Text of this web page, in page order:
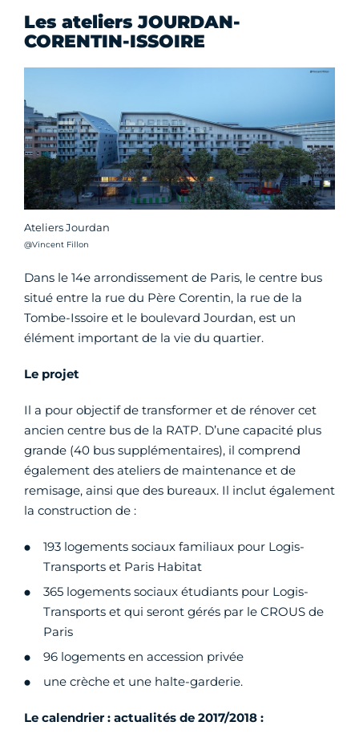
Les ateliers JOURDAN-
CORENTIN-ISSOIRE
Ateliers Jourdan
Crédit photo :
@Vincent Fillon
Dans le 14e arrondissement de Paris, le centre bus
situé entre la rue du Père Corentin, la rue de la
Tombe-Issoire et le boulevard Jourdan, est un
élément important de la vie du quartier.
Le projet
Il a pour objectif de transformer et de rénover cet
ancien centre bus de la RATP. D’une capacité plus
grande (40 bus supplémentaires), il comprend
également des ateliers de maintenance et de
remisage, ainsi que des bureaux. Il inclut également
la construction de :
193 logements sociaux familiaux pour Logis-
Transports et Paris Habitat
365 logements sociaux étudiants pour Logis-
Transports et qui seront gérés par le CROUS de
Paris
96 logements en accession privée
une crèche et une halte-garderie.
Le calendrier : actualités de 2017/2018 :